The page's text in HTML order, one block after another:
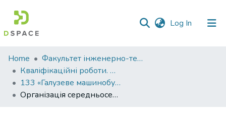
Log In (current)
Communities
&
Collections
All of DSpace
Home
Факультет інженерно-технологічний
Кваліфікаційні роботи. Факультет інженерно-технологічний
133 «Галузеве машинобудування» - Бакалаври 2022-2023
Організація середньосерійного виробництва валу вузла охолодження компресорної станції